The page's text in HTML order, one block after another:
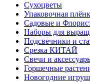
Сухоцветы
Упаковочная
Садовые и
Наборы для
Подсвечники и
Срезка КИТАЙ
Свечи и
Горшечные
Новогодние